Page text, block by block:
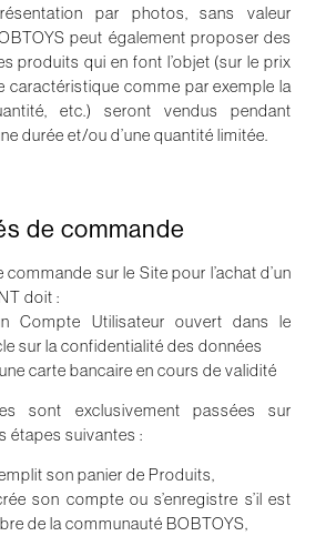
par photos, sans valeur
peut également proposer des
produits qui en font l’objet (sur le prix
caractéristique comme par exemple la
etc.) seront vendus pendant
durée et/ou d’une quantité limitée.
de commande
sur le Site pour l’achat d’un
doit :
Compte Utilisateur ouvert dans le
sur la confidentialité des données
carte bancaire en cours de validité
sont exclusivement passées sur
étapes suivantes :
son panier de Produits,
son compte ou s’enregistre s’il est
de la communauté BOBTOYS,